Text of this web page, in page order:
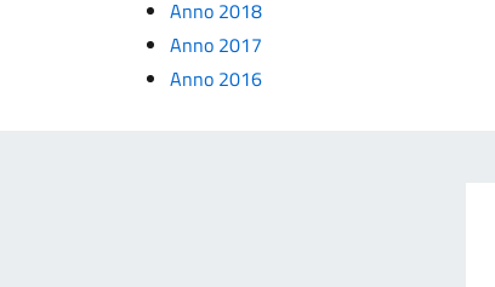
Anno 2018
Anno 2017
Anno 2016